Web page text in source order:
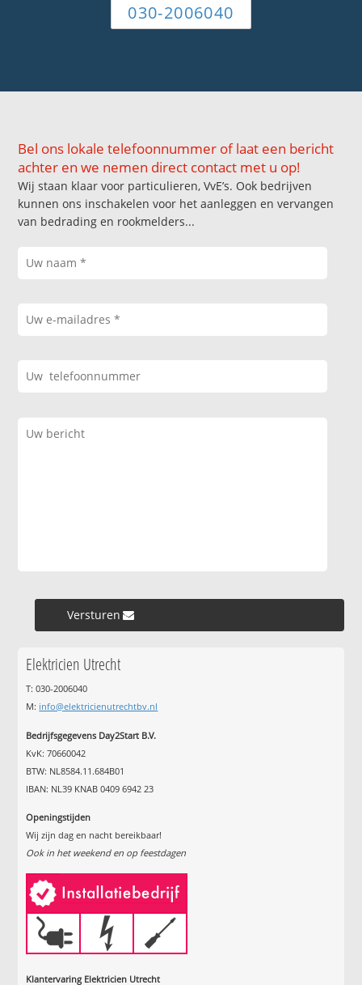
030-2006040
Bel ons lokale telefoonnummer of laat een bericht
achter en we nemen direct contact met u op!
Wij staan klaar voor particulieren, VvE’s. Ook bedrijven
kunnen ons inschakelen voor het aanleggen en vervangen
van bedrading en rookmelders...
Versturen »
Elektricien Utrecht
T: 030-2006040
M: info@elektricienutrechtbv.nl
Bedrijfsgegevens Day2Start B.V.
KvK: 70660042
BTW: NL8584.11.684B01
IBAN: NL39 KNAB 0409 6942 23
Openingstijden
Wij zijn dag en nacht bereikbaar!
Ook in het weekend en op feestdagen
Klantervaring Elektricien Utrecht